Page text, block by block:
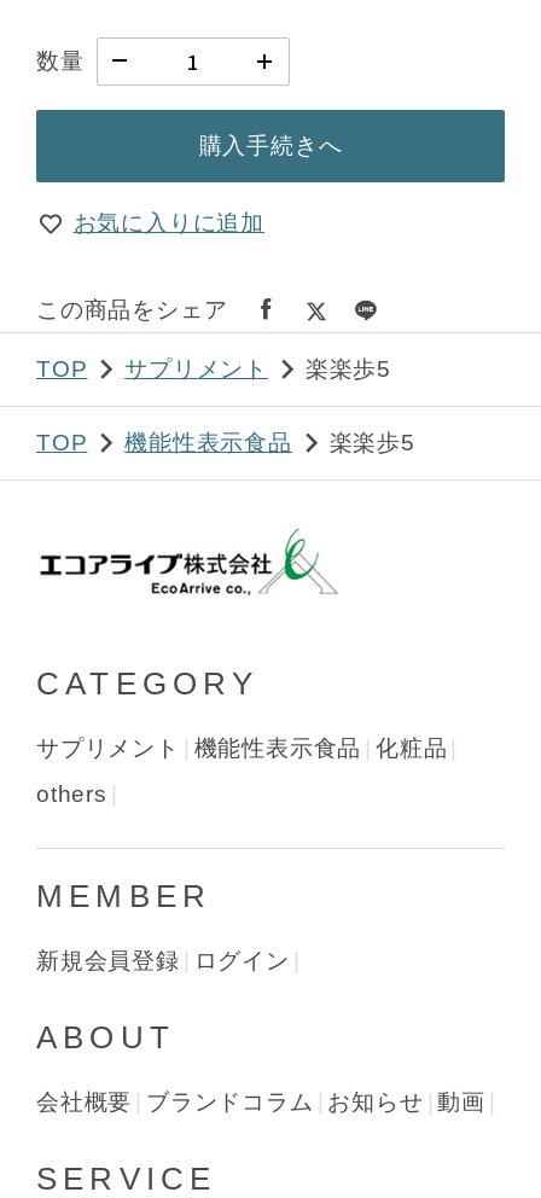
数量
購入手続きへ
お気に入りに追加
この商品をシェア
TOP サプリメント 楽楽歩5
TOP 機能性表示食品 楽楽歩5
CATEGORY
サプリメント 機能性表示食品
化粧品
others
MEMBER
新規会員登録 ログイン
ABOUT
会社概要 ブランドコラム お知らせ 動画
SERVICE